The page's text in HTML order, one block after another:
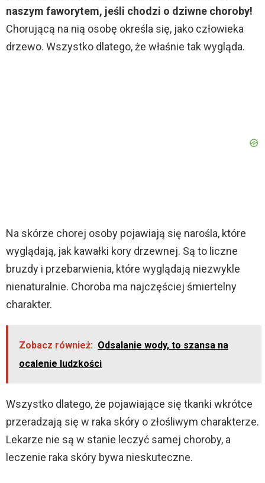
naszym faworytem, jeśli chodzi o dziwne choroby!
Chorującą na nią osobę określa się, jako człowieka
drzewo. Wszystko dlatego, że właśnie tak wygląda.
Na skórze chorej osoby pojawiają się narośla, które
wyglądają, jak kawałki kory drzewnej. Są to liczne
bruzdy i przebarwienia, które wyglądają niezwykle
nienaturalnie. Choroba ma najczęściej śmiertelny
charakter.
Zobacz również: Odsalanie wody, to szansa na
ocalenie ludzkości
Wszystko dlatego, że pojawiające się tkanki wkrótce
przeradzają się w raka skóry o złośliwym charakterze.
Lekarze nie są w stanie leczyć samej choroby, a
leczenie raka skóry bywa nieskuteczne.